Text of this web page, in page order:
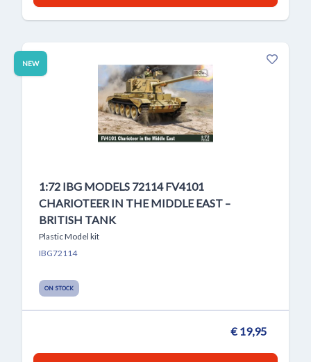
NEW
1:72 IBG MODELS 72114 FV4101
CHARIOTEER IN THE MIDDLE EAST –
BRITISH TANK
Plastic Model kit
IBG72114
ON STOCK
€ 19,95